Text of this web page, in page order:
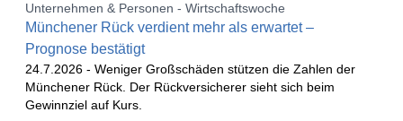
Unternehmen & Personen - Wirtschaftswoche
Münchener Rück verdient mehr als erwartet –
Prognose bestätigt
24.7.2026 - Weniger Großschäden stützen die Zahlen der
Münchener Rück. Der Rückversicherer sieht sich beim
Gewinnziel auf Kurs.